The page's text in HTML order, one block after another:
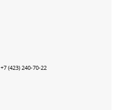
+7 (423) 240-70-22